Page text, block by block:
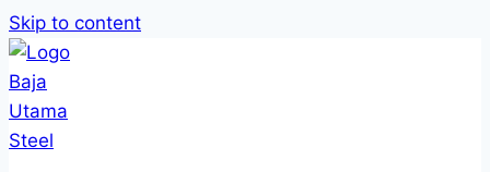
Skip to content